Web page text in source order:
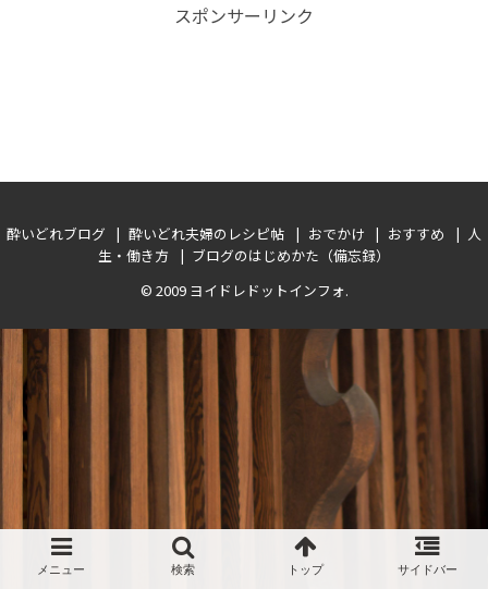
スポンサーリンク
酔いどれブログ 酔いどれ夫婦のレシピ帖 おでかけ おすすめ
人
生・働き方
ブログのはじめかた（備忘録）
© 2009 ヨイドレドットインフォ.